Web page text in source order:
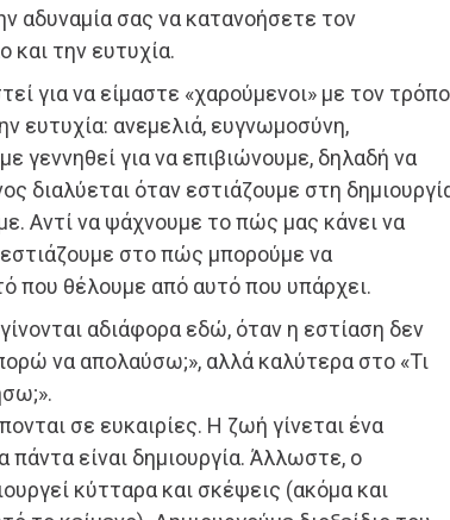
αδυναμία σας να κατανοήσετε τον
και την ευτυχία.
για να είμαστε «χαρούμενοι» με τον τρόπο
ευτυχία: ανεμελιά, ευγνωμοσύνη,
γεννηθεί για να επιβιώνουμε, δηλαδή να
διαλύεται όταν εστιάζουμε στη
Αντί να ψάχνουμε το πώς μας κάνει να
στο πώς μπορούμε να
που θέλουμε από αυτό που υπάρχει.
αδιάφορα εδώ, όταν η εστίαση δεν
να απολαύσω;», αλλά καλύτερα στο «Τι
σε ευκαιρίες. Η ζωή γίνεται ένα
πάντα είναι δημιουργία. Άλλωστε, ο
κύτταρα και σκέψεις (ακόμα και